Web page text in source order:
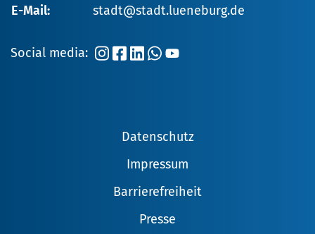
E-Mail:
stadt@stadt.lueneburg.de
Social media:
Datenschutz
Impressum
Barrierefreiheit
Presse